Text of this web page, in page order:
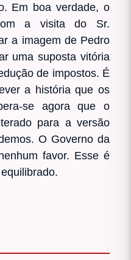
Em boa verdade, o
a visita do Sr.
a imagem de Pedro
uma suposta vitória
de impostos. É
a história que os
se agora que o
para a versão
O Governo da
favor. Esse é